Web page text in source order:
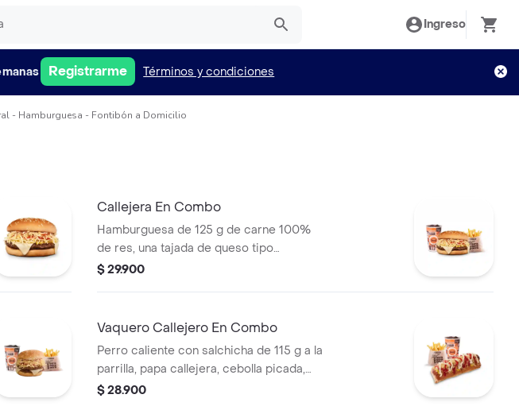
Ingreso
Registrarme Términos y condiciones
- Hamburguesa - Fontibón a Domicilio
Callejera En Combo
Hamburguesa de 125 g de carne 100%
de res, una tajada de queso tipo
mozzarella, papas callejera, salsa blanca,
$ 29.900
Vaquero Callejero En Combo
Perro caliente con salchicha de 115 g a la
parrilla, papa callejera, cebolla picada,
salsa blanca, salsa de tomate y mostaza
$ 28.900